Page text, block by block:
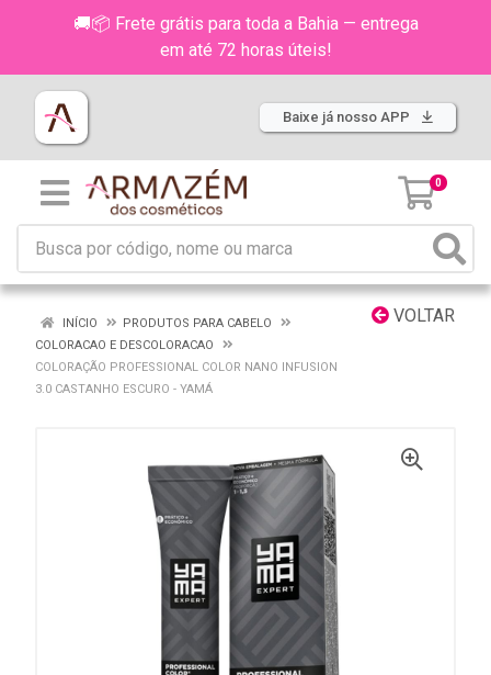
🚚📦 Frete grátis para toda a Bahia — entrega
em até 72 horas úteis!
Baixe já nosso APP
0
VOLTAR
INÍCIO
PRODUTOS PARA CABELO
COLORACAO E DESCOLORACAO
COLORAÇÃO PROFESSIONAL COLOR NANO INFUSION
3.0 CASTANHO ESCURO - YAMÁ